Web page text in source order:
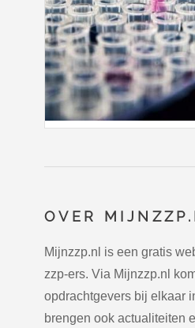
OVER
Mijnzzp.nl is een gratis
zzp-ers. Via Mijnzzp.nl
opdrachtgevers bij elkaar
brengen ook actualiteiten